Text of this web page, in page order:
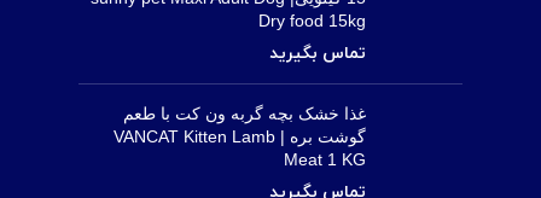
Dry food 15kg
غذا خشک بچه گربه ون کت با طعم
گوشت بره | VANCAT Kitten Lamb
Meat 1 KG